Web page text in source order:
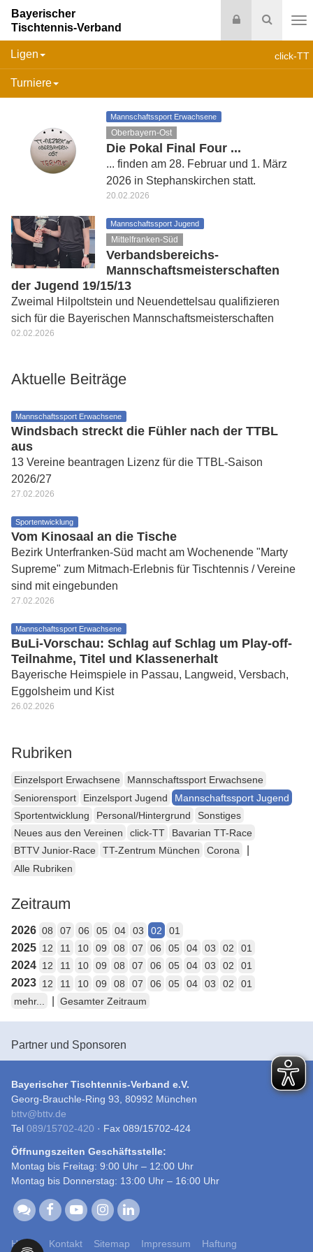
Suche
Login
Bayerischer
Tischtennis-Verband
click-TT
Ligen
Turniere
Mannschaftssport Erwachsene
Oberbayern-Ost
Die Pokal Final Four ...
... finden am 28. Februar und 1. März
2026 in Stephanskirchen statt.
20.02.2026
Mannschaftssport Jugend
Mittelfranken-Süd
Verbandsbereichs-
Mannschaftsmeisterschaften
der Jugend 19/15/13
Zweimal Hilpoltstein und Neuendettelsau qualifizieren
sich für die Bayerischen Mannschaftsmeisterschaften
02.02.2026
Aktuelle Beiträge
Mannschaftssport Erwachsene
Windsbach streckt die Fühler nach der TTBL
aus
13 Vereine beantragen Lizenz für die TTBL-Saison
2026/27
27.02.2026
Sportentwicklung
Vom Kinosaal an die Tische
Bezirk Unterfranken-Süd macht am Wochenende "Marty
Supreme" zum Mitmach-Erlebnis für Tischtennis / Vereine
sind mit eingebunden
27.02.2026
Mannschaftssport Erwachsene
BuLi-Vorschau: Schlag auf Schlag um Play-off-
Teilnahme, Titel und Klassenerhalt
Bayerische Heimspiele in Passau, Langweid, Versbach,
Eggolsheim und Kist
26.02.2026
Rubriken
Einzelsport Erwachsene
Mannschaftssport Erwachsene
Seniorensport
Einzelsport Jugend
Mannschaftssport Jugend
Sportentwicklung
Personal/Hintergrund
Sonstiges
Neues aus den Vereinen
click-TT
Bavarian TT-Race
BTTV Junior-Race
TT-Zentrum München Corona
Alle Rubriken
Zeitraum
2026 08 07 06 05 04 03 02 01
2025 12 11 10 09 08 07 06 05 04 03 02 01
2024 12 11 10 09 08 07 06 05 04 03 02 01
2023 12 11 10 09 08 07 06 05 04 03 02
01
mehr...
Gesamter Zeitraum
Partner und Sponsoren
Bayerischer Tischtennis-Verband e.V.
Georg-Brauchle-Ring 93, 80992 München
bttv@bttv.de
Tel 089/15702-420 · Fax 089/15702-424
Öffnungszeiten Geschäftsstelle:
Montag bis Freitag: 9:00 Uhr – 12:00 Uhr
Montag bis Donnerstag: 13:00 Uhr – 16:00 Uhr
Home Kontakt Sitemap Impressum Haftung